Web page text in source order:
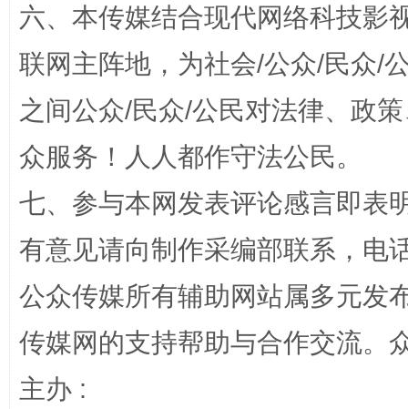
招工难、用工荒背后
网上购药对药下症？
六、本传媒结合现代网络科技影
联网主阵地，为社会/公众/民众/
之间公众/民众/公民对法律、政
众服务！人人都作守法公民。
七、参与本网发表评论感言即表
有意见请向制作采编部联系，电
公众传媒所有辅助网站属多元发
传媒网的支持帮助与合作交流。
主办 :